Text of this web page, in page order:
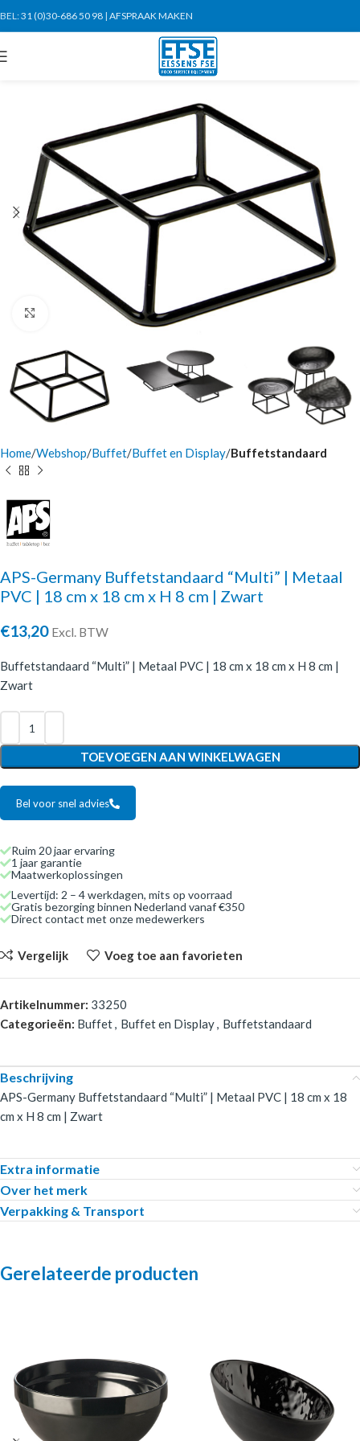
BEL:31 (0)30-686 50 98 | AFSPRAAK MAKEN
Click to enlarge
Home Webshop Buffet Buffet en Display Buffetstandaard
APS-Germany Buffetstandaard “Multi” | Metaal
PVC | 18 cm x 18 cm x H 8 cm | Zwart
€13,20 Excl. BTW
Buffetstandaard “Multi” | Metaal PVC | 18 cm x 18 cm x H 8 cm |
Zwart
TOEVOEGEN AAN WINKELWAGEN
Bel voor snel advies
Ruim 20 jaar ervaring
1 jaar garantie
Maatwerkoplossingen
Levertijd: 2 – 4 werkdagen, mits op voorraad
Gratis bezorging binnen Nederland vanaf €350
Direct contact met onze medewerkers
Vergelijk Voeg toe aan favorieten
Artikelnummer: 33250
Categorieën: Buffet, Buffet en Display, Buffetstandaard
Beschrijving
APS-Germany Buffetstandaard “Multi” | Metaal PVC | 18 cm x 18
cm x H 8 cm | Zwart
Extra informatie
Over het merk
Verpakking & Transport
Gerelateerde producten